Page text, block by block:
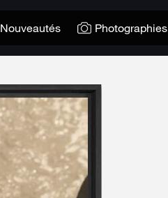
Nouveautés Photographies